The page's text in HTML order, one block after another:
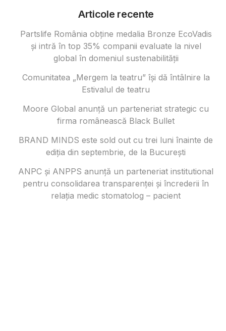
Articole recente
Partslife România obține medalia Bronze EcoVadis
și intră în top 35% companii evaluate la nivel
global în domeniul sustenabilității
Comunitatea „Mergem la teatru” își dă întâlnire la
Estivalul de teatru
Moore Global anunță un parteneriat strategic cu
firma românească Black Bullet
BRAND MINDS este sold out cu trei luni înainte de
ediția din septembrie, de la București
ANPC și ANPPS anunță un parteneriat institutional
pentru consolidarea transparenței și încrederii în
relația medic stomatolog – pacient